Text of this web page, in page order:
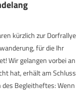
kürzlich zur Dorfrallye
für die Ihr
Wir gelangen vorbei an
hat, erhält am Schluss
des Begleitheftes: Wenn